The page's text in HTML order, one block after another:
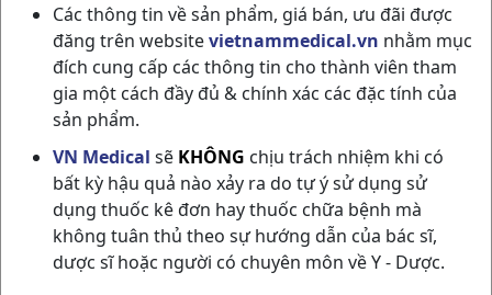
Các thông tin về sản phẩm, giá bán, ưu đãi được
đăng trên websitevietnammedical.vn nhằm mục
đích cung cấp các thông tin cho thành viên tham
gia một cách đầy đủ & chính xác các đặc tính của
sản phẩm.
VN Medical sẽ KHÔNG chịu trách nhiệm khi có
bất kỳ hậu quả nào xảy ra do tự ý sử dụng sử
dụng thuốc kê đơn hay thuốc chữa bệnh mà
không tuân thủ theo sự hướng dẫn của bác sĩ,
dược sĩ hoặc người có chuyên môn về Y - Dược.
CLEO HỒNG (DA NHẠY CẢM) T50GR
VIỆT NAM
NSX:Việt Nam
Nhóm hàng:
Hóa - Mỹ Phẩm,